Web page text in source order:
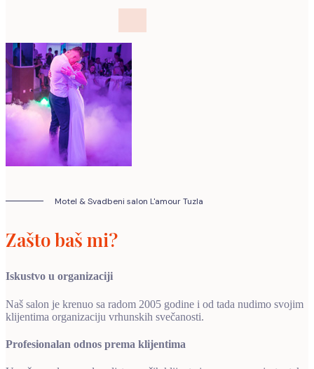
Motel & Svadbeni salon L'amour Tuzla
Zašto baš mi?
Iskustvo u organizaciji
Naš salon je krenuo sa radom 2005 godine i od tada nudimo svojim
klijentima organizaciju vrhunskih svečanosti.
Profesionalan odnos prema klijentima